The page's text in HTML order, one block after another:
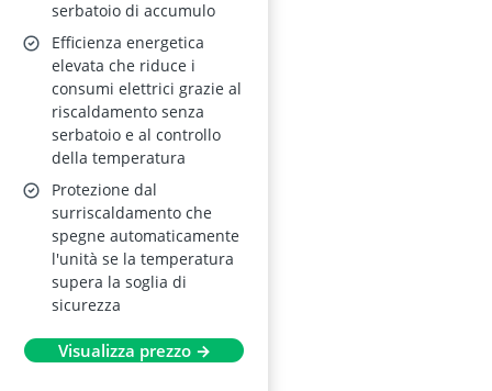
Lavatrice
serbatoio di accumulo
Efficienza energetica
elevata che riduce i
consumi elettrici grazie al
riscaldamento senza
serbatoio e al controllo
della temperatura
Protezione dal
surriscaldamento che
spegne automaticamente
l'unità se la temperatura
supera la soglia di
sicurezza
Visualizza prezzo →